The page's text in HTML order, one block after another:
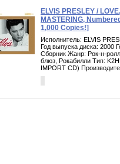
ELVIS PRESLEY /
MASTERING,
1,000 Copies!]
Исполнитель: ELVIS
Год выпуска диска: 2000
Сборник Жанр: Рок-н-
блюз, Рокабилли Тип:
IMPORT CD)